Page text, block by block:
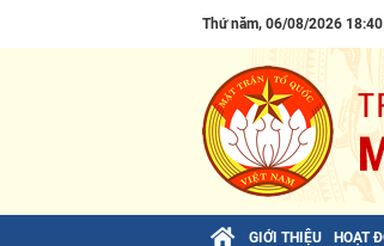
Thứ năm, 06/08/2026
GIỚI THIỆU HOẠT